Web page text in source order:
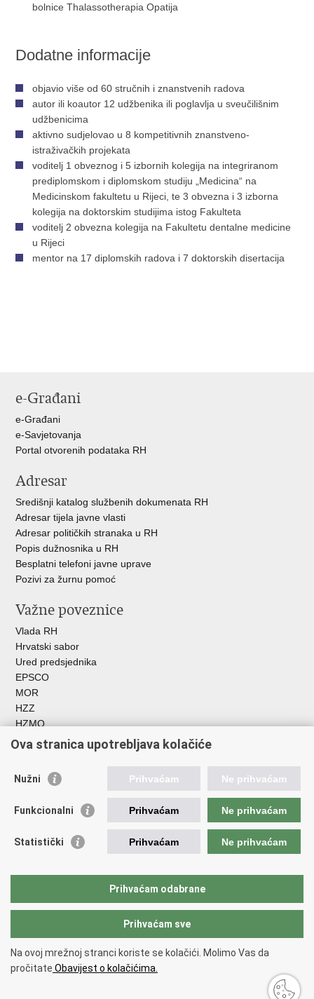
bolnice Thalassotherapia Opatija
Dodatne informacije
objavio više od 60 stručnih i znanstvenih radova
autor ili koautor 12 udžbenika ili poglavlja u sveučilišnim
udžbenicima
aktivno sudjelovao u 8 kompetitivnih znanstveno-
istraživačkih projekata
voditelj 1 obveznog i 5 izbornih kolegija na integriranom
prediplomskom i diplomskom studiju „Medicina“ na
Medicinskom fakultetu u Rijeci, te 3 obvezna i 3 izborna
kolegija na doktorskim studijima istog Fakulteta
voditelj 2 obvezna kolegija na Fakultetu dentalne medicine
u Rijeci
mentor na 17 diplomskih radova i 7 doktorskih disertacija
e-Građani
e-Građani
e-Savjetovanja
Portal otvorenih podataka RH
Adresar
Središnji katalog službenih dokumenata RH
Adresar tijela javne vlasti
Adresar političkih stranaka u RH
Popis dužnosnika u RH
Besplatni telefoni javne uprave
Pozivi za žurnu pomoć
Važne poveznice
Vlada RH
Hrvatski sabor
Ured predsjednika
EPSCO
MOR
HZZ
HZMO
REGOS
Hrvatski zavod za socijalni rad
Akademija socijalne skrbi - ASOSK
Obiteljski centar
AORT
FEAD
HR PRES 2020
Copyright © 2026 Ministarstvo rada, mirovinskog sustava, obitelji i
socijalne politike Uvjeti korištenja
Izjava o pristupačnosti
Ova stranica upotrebljava kolačiće
Nužni Prihvaćam Ne prihvaćam
Funkcionalni Prihvaćam Ne prihvaćam
Statistički Prihvaćam Ne prihvaćam
Prihvaćam odabrane
Prihvaćam sve
Na ovoj mrežnoj stranci koriste se kolačići. Molimo Vas da
pročitate Obavijest o kolačićima.